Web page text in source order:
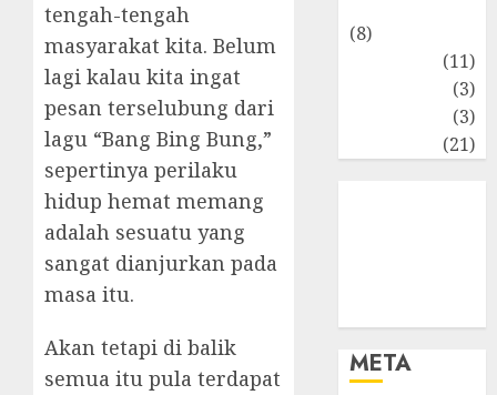
tengah-tengah
masyarakat kita. Belum
lagi kalau kita ingat
pesan terselubung dari
lagu “Bang Bing Bung,”
sepertinya perilaku
hidup hemat memang
adalah sesuatu yang
sangat dianjurkan pada
masa itu.
Akan tetapi di balik
semua itu pula terdapat
(8)
(11)
(3)
(3)
(21)
META